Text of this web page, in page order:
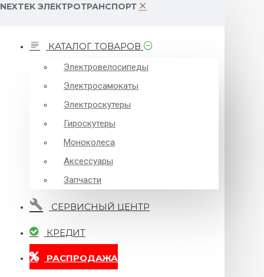
NEXTEK ЭЛЕКТРОТРАНСПОРТ
КАТАЛОГ ТОВАРОВ
Электровелосипеды
Электросамокаты
Электроскутеры
Гироскутеры
Моноколеса
Аксессуары
Запчасти
СЕРВИСНЫЙ ЦЕНТР
КРЕДИТ
РАСПРОДАЖА